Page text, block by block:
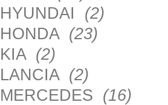
HYUNDAI (2)
HONDA (23)
KIA (2)
LANCIA (2)
MERCEDES (16)